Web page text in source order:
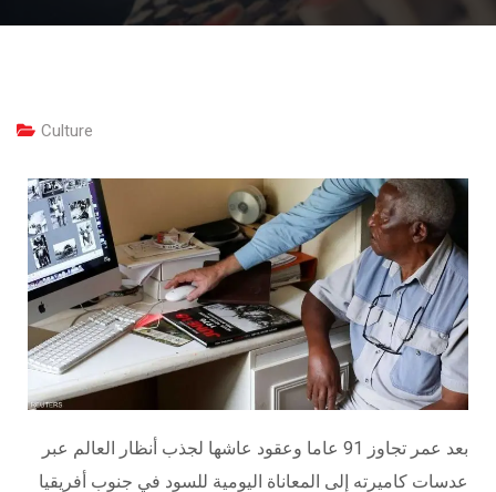
Culture
بعد عمر تجاوز 91 عاما وعقود عاشها لجذب أنظار العالم عبر
عدسات كاميرته إلى المعاناة اليومية للسود في جنوب أفريقيا